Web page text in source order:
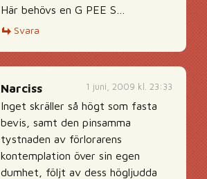
Här behövs en G PEE S…
Svara
1 juni, 2009 kl. 23:33
Narciss
Inget skräller så högt som fasta
bevis, samt den pinsamma
tystnaden av förlorarens
kontemplation över sin egen
dumhet, följt av dess högljudda